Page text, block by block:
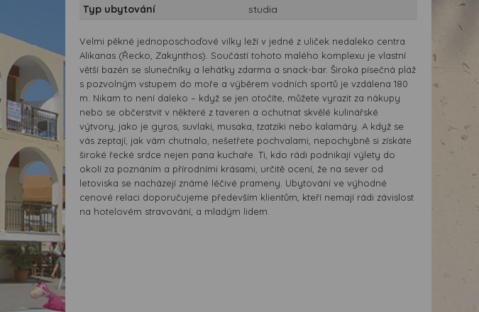
Typ ubytování studia
Velmi pěkné jednoposchoďové vilky leží v jedné z uliček nedaleko centra
Alikanas (Řecko, Zakynthos). Součástí tohoto malého komplexu je vlastní
větší bazén se slunečníky a lehátky zdarma a snack-bar. Široká písečná pláž
s pozvolným vstupem do moře a výběrem vodních sportů je vzdálena 180
m. Nikam to není daleko – když se jen otočíte, můžete vyrazit za nákupy
nebo se občerstvit v některé z taveren a ochutnat skvělé kulinářské
výtvory, jako je gyros, suvlaki, musaka, tzatziki nebo kalamáry. A když se
vás zeptají, jak vám chutnalo, nešetřete pochvalami, nepochybně si získáte
široké řecké srdce nejen pana kuchaře. Ti, kdo rádi podnikají výlety do
okolí za poznáním a přírodními krásami, určitě ocení, že na sever od
letoviska se nacházejí známé léčivé prameny. Ubytování ve výhodné
cenové relaci doporučujeme především klientům, kteří nemají rádi závislost
na hotelovém stravování, a mladým lidem.